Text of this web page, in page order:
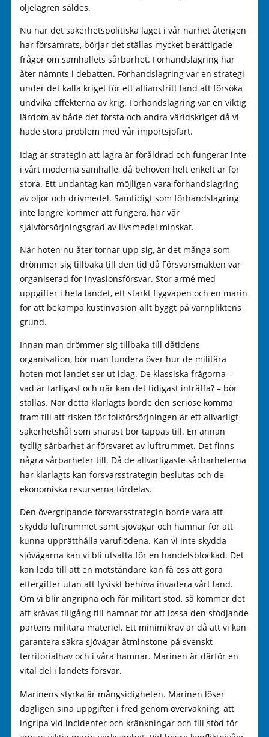
oljelagren såldes.
Nu när det säkerhetspolitiska läget i vår närhet återigen
har försämrats, börjar det ställas mycket berättigade
frågor om samhällets sårbarhet. Förhandslagring har
åter nämnts i debatten. Förhandslagring var en strategi
under det kalla kriget för ett alliansfritt land att försöka
undvika effekterna av krig. Förhandslagring var en viktig
lärdom av både det första och andra världskriget då vi
hade stora problem med vår importsjöfart.
Idag är strategin att lagra är föråldrad och fungerar inte
i vårt moderna samhälle, då behoven helt enkelt är för
stora. Ett undantag kan möjligen vara förhandslagring
av oljor och drivmedel. Samtidigt som förhandslagring
inte längre kommer att fungera, har vår
självförsörjningsgrad av livsmedel minskat.
När hoten nu åter tornar upp sig, är det många som
drömmer sig tillbaka till den tid då Försvarsmakten var
organiserad för invasionsförsvar. Stor armé med
uppgifter i hela landet, ett starkt flygvapen och en marin
för att bekämpa kustinvasion allt byggt på värnpliktens
grund.
Innan man drömmer sig tillbaka till dåtidens
organisation, bör man fundera över hur de militära
hoten mot landet ser ut idag. De klassiska frågorna –
vad är farligast och när kan det tidigast inträffa? – bör
ställas. När detta klarlagts borde den seriöse komma
fram till att risken för folkförsörjningen är ett allvarligt
säkerhetshål som snarast bör täppas till. En annan
tydlig sårbarhet är försvaret av luftrummet. Det finns
några sårbarheter till. Då de allvarligaste sårbarheterna
har klarlagts kan försvarsstrategin beslutas och de
ekonomiska resurserna fördelas.
Den övergripande försvarsstrategin borde vara att
skydda luftrummet samt sjövägar och hamnar för att
kunna upprätthålla varuflödena. Kan vi inte skydda
sjövägarna kan vi bli utsatta för en handelsblockad. Det
kan leda till att en motståndare kan få oss att göra
eftergifter utan att fysiskt behöva invadera vårt land.
Om vi blir angripna och får militärt stöd, så kommer det
att krävas tillgång till hamnar för att lossa den stödjande
partens militära materiel. Ett minimikrav är då att vi kan
garantera säkra sjövägar åtminstone på svenskt
territorialhav och i våra hamnar. Marinen är därför en
vital del i landets försvar.
Marinens styrka är mångsidigheten. Marinen löser
dagligen sina uppgifter i fred genom övervakning, att
ingripa vid incidenter och kränkningar och till stöd för